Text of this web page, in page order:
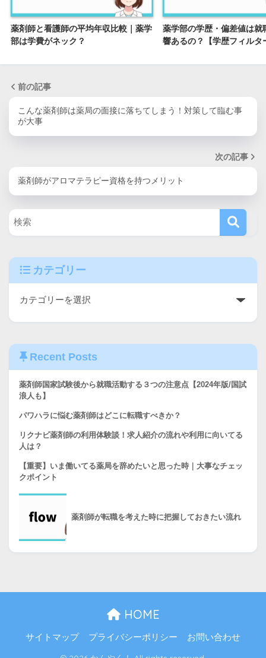
薬剤師と看護師の平均年収比較｜薬学
部は学費がネック？
薬学部の学歴・偏差値は就
響あるの？【学歴フィルタ
前の記事
こんな薬剤師は薬局の面接に落ちてしまう！対策して臨む事
が大事
次の記事
薬剤師がアロマテラピー資格を持つメリット
カテゴリー
Recent Posts
薬剤師国家試験後から就職活動する３つの注意点【2024年版/国試
浪人も】
パワハラに悩む薬剤師はどこに転職すべきか？
リクナビ薬剤師の利用体験談！求人紹介の流れや利用に向いてる
人は？
【重要】いま働いてる薬局を辞めたいと思った時｜大事なチェッ
クポイント
薬剤師が転職を考えた時に把握しておきたい流れ
HOME
サイトマップ プライバシーポリシー お問い合わせ